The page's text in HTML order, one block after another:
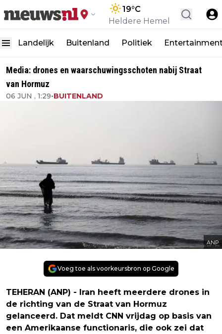
19°C
Heldere Hemel
Landelijk Buitenland Politiek
Media: drones en waarschuwingsschoten nabij Straat
van Hormuz
06 JUN , 1:29•BUITENLAND
ANP
Voeg toe als voorkeursbron op Google
TEHERAN (ANP) - Iran heeft meerdere drones in
de richting van de Straat van Hormuz
gelanceerd. Dat meldt CNN vrijdag op basis van
een Amerikaanse functionaris, die ook zei dat